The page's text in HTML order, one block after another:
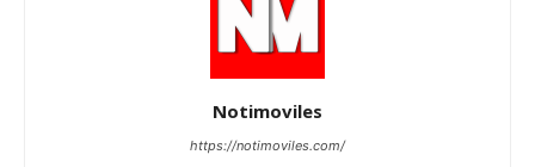
Notimoviles
https://notimoviles.com/